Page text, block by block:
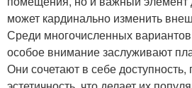
может кардинально изменить
Среди многочисленных
особое внимание заслуживают
Они сочетают в себе доступность,